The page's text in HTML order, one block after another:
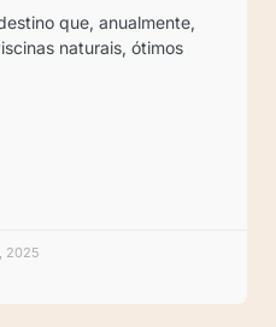
que, anualmente,
naturais, ótimos
2025